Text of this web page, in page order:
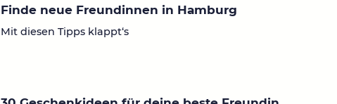
Finde neue Freundinnen in Hamburg
Mit diesen Tipps klappt‘s